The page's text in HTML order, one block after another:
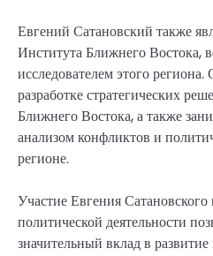
Евгений Сатановский также
Института Ближнего Востока,
исследователем этого
разработке стратегических
Ближнего Востока, а также
анализом конфликтов и
регионе.
Участие Евгения
политической деятельности
значительный вклад в